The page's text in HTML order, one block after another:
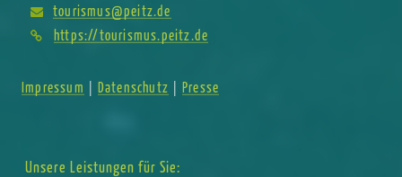
tourismus@peitz.de
https://tourismus.peitz.de
Impressum Datenschutz |Presse
Unsere Leistungen für Sie: